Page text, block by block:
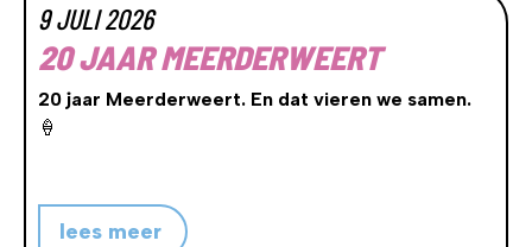
9 JULI 2026
20 JAAR MEERDERWEERT
20 jaar Meerderweert. En dat vieren we samen.
🍦
lees meer